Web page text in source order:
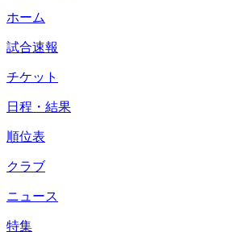
ホーム
試合速報
チケット
日程・結果
順位表
クラブ
ニュース
特集